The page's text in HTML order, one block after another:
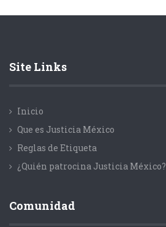
Site Links
Inicio
Que es Justicia México
Reglas de Etiqueta
¿Quién patrocina Justicia México?
Comunidad